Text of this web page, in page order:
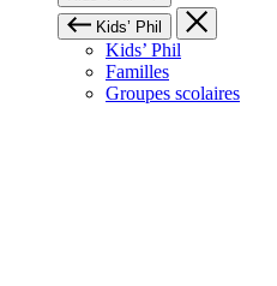
Kids’ Phil
Kids’ Phil
Familles
Groupes scolaires